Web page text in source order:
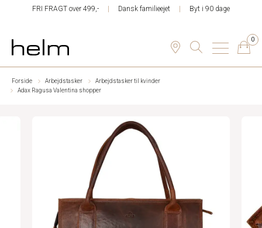
FRI FRAGT over 499,- Dansk familieejet Byt i 90 dage
0
Forside Arbejdstasker
Arbejdstasker til kvinder
Adax Ragusa Valentina shopper